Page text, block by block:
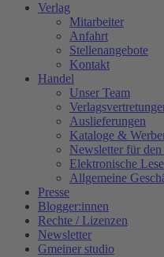
Verlag
Mitarbeiter
Anfahrt
Stellenangebote
Kontakt
Handel
Unser Team
Auslieferungen
Kataloge &
Newsletter für
Elektronische
Allgemeine
Presse
Blogger:innen
Rechte / Lizenzen
Newsletter
Gmeiner studio